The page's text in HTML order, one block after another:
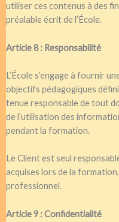
utiliser ces contenus à des
préalable écrit de l’École.
Article 8 : Responsabilité
L’École s’engage à fournir
objectifs pédagogiques
tenue responsable de tout
de l’utilisation des
pendant la formation.
Le Client est seul
acquises lors de la
professionnel.
Article 9 : Confidentialité